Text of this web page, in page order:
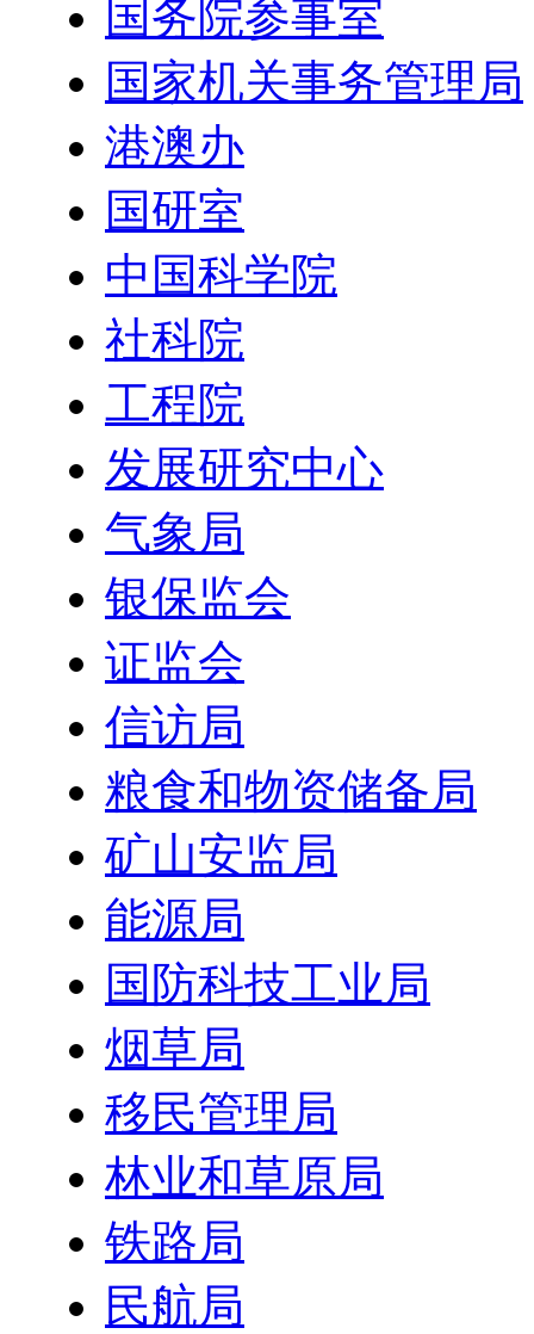
国务院参事室
国家机关事务管理局
港澳办
国研室
中国科学院
社科院
工程院
发展研究中心
气象局
银保监会
证监会
信访局
粮食和物资储备局
矿山安监局
能源局
国防科技工业局
烟草局
移民管理局
林业和草原局
铁路局
民航局